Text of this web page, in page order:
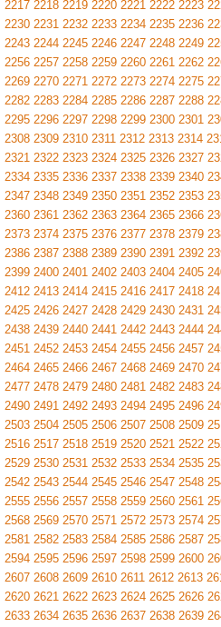
2217 2218 2219 2220 2221 2222 2223
2230 2231 2232 2233 2234 2235 2236
2243 2244 2245 2246 2247 2248 2249
2256 2257 2258 2259 2260 2261 2262
2269 2270 2271 2272 2273 2274 2275
2282 2283 2284 2285 2286 2287 2288
2295 2296 2297 2298 2299 2300 2301
2308 2309 2310 2311 2312 2313 2314
2321 2322 2323 2324 2325 2326 2327
2334 2335 2336 2337 2338 2339 2340
2347 2348 2349 2350 2351 2352 2353
2360 2361 2362 2363 2364 2365 2366
2373 2374 2375 2376 2377 2378 2379
2386 2387 2388 2389 2390 2391 2392
2399 2400 2401 2402 2403 2404 2405
2412 2413 2414 2415 2416 2417 2418
2425 2426 2427 2428 2429 2430 2431
2438 2439 2440 2441 2442 2443 2444
2451 2452 2453 2454 2455 2456 2457
2464 2465 2466 2467 2468 2469 2470
2477 2478 2479 2480 2481 2482 2483
2490 2491 2492 2493 2494 2495 2496
2503 2504 2505 2506 2507 2508 2509
2516 2517 2518 2519 2520 2521 2522
2529 2530 2531 2532 2533 2534 2535
2542 2543 2544 2545 2546 2547 2548
2555 2556 2557 2558 2559 2560 2561
2568 2569 2570 2571 2572 2573 2574
2581 2582 2583 2584 2585 2586 2587
2594 2595 2596 2597 2598 2599 2600
2607 2608 2609 2610 2611 2612 2613
2620 2621 2622 2623 2624 2625 2626
2633 2634 2635 2636 2637 2638 2639